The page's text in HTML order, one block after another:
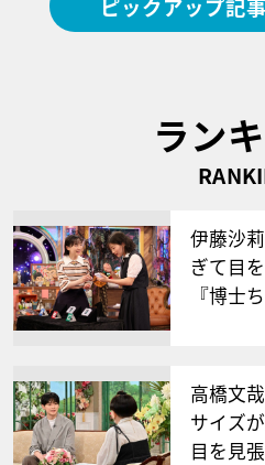
ピックアップ記
ラン
伊藤沙
ぎて目
『博士
高橋文
サイズ
目を見